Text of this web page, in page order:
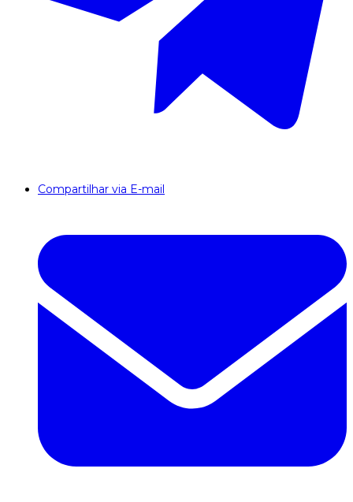
Compartilhar via E-mail